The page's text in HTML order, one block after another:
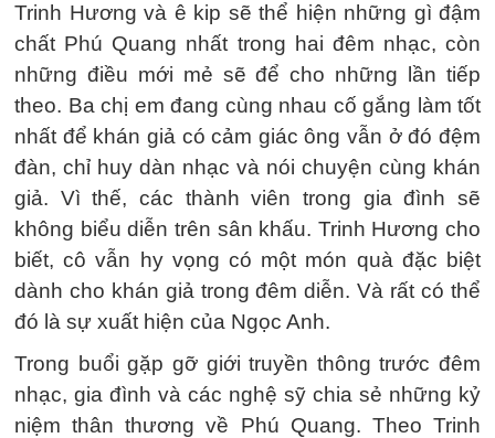
Trinh Hương và ê kip sẽ thể hiện những gì đậm
chất Phú Quang nhất trong hai đêm nhạc, còn
những điều mới mẻ sẽ để cho những lần tiếp
theo. Ba chị em đang cùng nhau cố gắng làm tốt
nhất để khán giả có cảm giác ông vẫn ở đó đệm
đàn, chỉ huy dàn nhạc và nói chuyện cùng khán
giả. Vì thế, các thành viên trong gia đình sẽ
không biểu diễn trên sân khấu. Trinh Hương cho
biết, cô vẫn hy vọng có một món quà đặc biệt
dành cho khán giả trong đêm diễn. Và rất có thể
đó là sự xuất hiện của Ngọc Anh.
Trong buổi gặp gỡ giới truyền thông trước đêm
nhạc, gia đình và các nghệ sỹ chia sẻ những kỷ
niệm thân thương về Phú Quang. Theo Trinh